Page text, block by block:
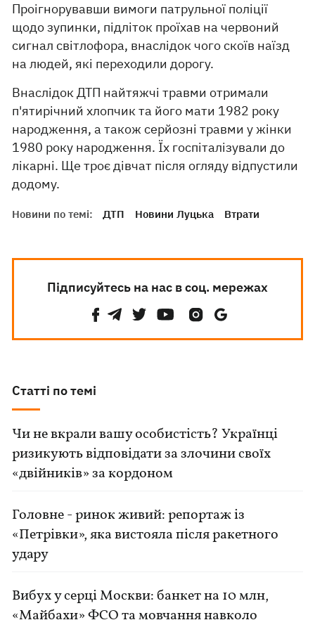
Проігнорувавши вимоги патрульної поліції
щодо зупинки, підліток проїхав на червоний
сигнал світлофора, внаслідок чого скоїв наїзд
на людей, які переходили дорогу.
Внаслідок ДТП найтяжчі травми отримали
п'ятирічний хлопчик та його мати 1982 року
народження, а також серйозні травми у жінки
1980 року народження. Їх госпіталізували до
лікарні. Ще троє дівчат після огляду відпустили
додому.
Новини по темі: ДТП Новини Луцька Втрати
Підписуйтесь на нас в соц. мережах
Статті по темі
Чи не вкрали вашу особистість? Українці
ризикують відповідати за злочини своїх
«двійників» за кордоном
Головне - ринок живий: репортаж із
«Петрівки», яка вистояла після ракетного
удару
Вибух у серці Москви: банкет на 10 млн,
«Майбахи» ФСО та мовчання навколо